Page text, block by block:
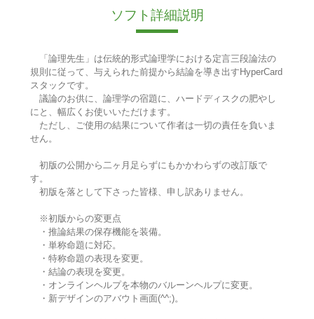
ソフト詳細説明
「論理先生」は伝統的形式論理学における定言三段論法の
規則に従って、与えられた前提から結論を導き出すHyperCard
スタックです。
議論のお供に、論理学の宿題に、ハードディスクの肥やし
にと、幅広くお使いいただけます。
ただし、ご使用の結果について作者は一切の責任を負いま
せん。
初版の公開から二ヶ月足らずにもかかわらずの改訂版で
す。
初版を落として下さった皆様、申し訳ありません。
※初版からの変更点
・推論結果の保存機能を装備。
・単称命題に対応。
・特称命題の表現を変更。
・結論の表現を変更。
・オンラインヘルプを本物のバルーンヘルプに変更。
・新デザインのアバウト画面(^^;)。